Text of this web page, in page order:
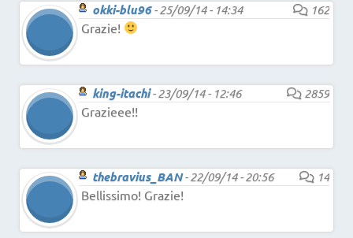
okki-blu96-25/09/14 - 14:34
162
Grazie!
king-itachi-23/09/14 - 12:46
2859
Grazieee!!
thebravius_BAN-22/09/14 - 20:56
14
Bellissimo! Grazie!